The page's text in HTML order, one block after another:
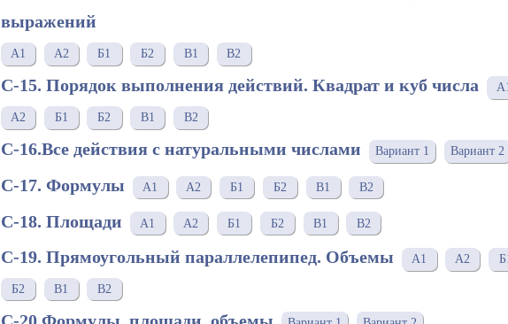
выражений
A1 A2 Б1 Б2 В1 В2
С-15. Порядок выполнения действий. Квадрат и куб числа
A2 Б1 Б2 В1 В2
С-16.Все действия с натуральными числами Вариант 1 Вариант 2
С-17. Формулы A1 A2 Б1 Б2 В1 В2
С-18. Площади A1 A2 Б1 Б2 В1 В2
С-19. Прямоугольный параллелепипед. Объемы A1 A2
Б2 В1 В2